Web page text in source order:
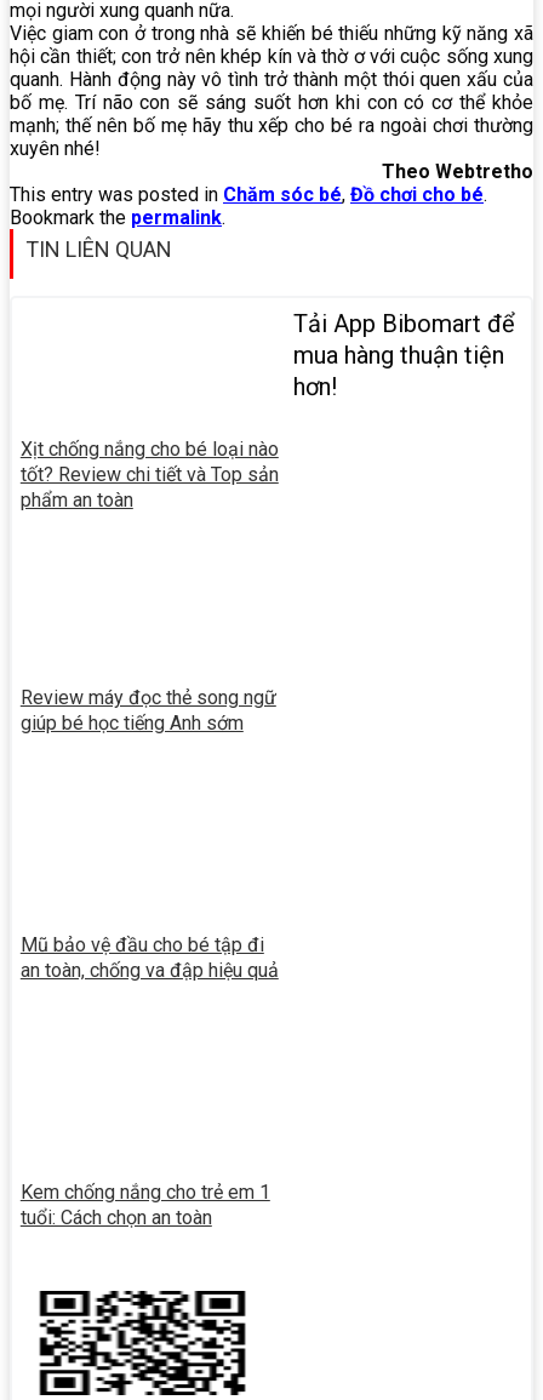
mọi người xung quanh nữa.
Việc giam con ở trong nhà sẽ khiến bé thiếu những kỹ năng xã
hội cần thiết; con trở nên khép kín và thờ ơ với cuộc sống xung
quanh. Hành động này vô tình trở thành một thói quen xấu của
bố mẹ. Trí não con sẽ sáng suốt hơn khi con có cơ thể khỏe
mạnh; thế nên bố mẹ hãy thu xếp cho bé ra ngoài chơi thường
xuyên nhé!
Theo Webtretho
This entry was posted in Chăm sóc bé, Đồ chơi cho bé.
Bookmark the permalink.
TIN LIÊN QUAN
Xịt chống nắng cho bé loại nào
tốt? Review chi tiết và Top sản
phẩm an toàn
Review máy đọc thẻ song ngữ
giúp bé học tiếng Anh sớm
Mũ bảo vệ đầu cho bé tập đi
an toàn, chống va đập hiệu quả
Kem chống nắng cho trẻ em 1
tuổi: Cách chọn an toàn
Tải App Bibomart để
mua hàng thuận tiện
hơn!